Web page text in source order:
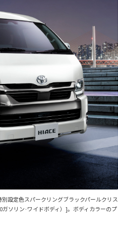
設定色スパークリングブラックパールクリス
ソリン·ワイドボディ）]。ボディカラーのプ